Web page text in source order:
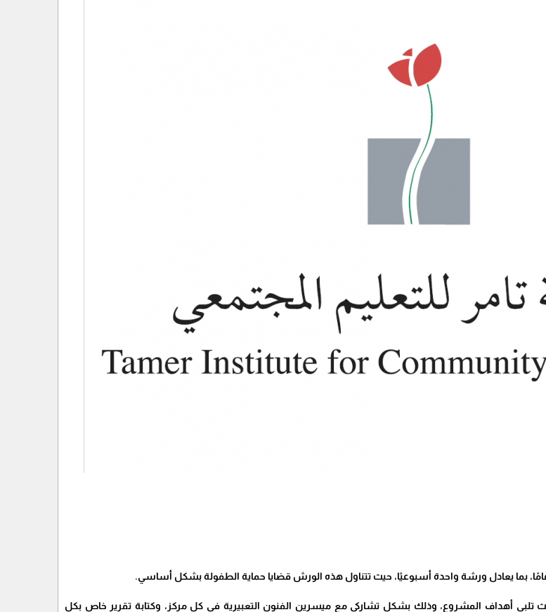
تلبي أهداف المشروع، وذلك بشكل تشاركي مع ميسرين الفنون التعبيرية في كل مركز، وكتابة تقرير خاص بكل